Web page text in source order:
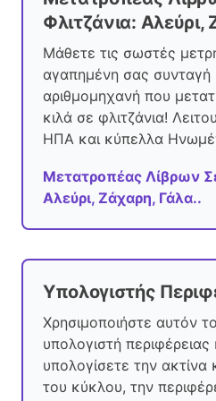
Φλιτζάνια: Αλεύρι,
Μάθετε τις σωστές
αγαπημένη σας
αριθμομηχανή που
κιλά σε φλιτζάνια!
ΗΠΑ και κύπελλα
Μετατροπέας Λίβρων
Αλεύρι, Ζάχαρη, Γάλα..
Υπολογιστής
Χρησιμοποιήστε αυτόν
υπολογιστή
υπολογίσετε την ακτίνα
του κύκλου, την